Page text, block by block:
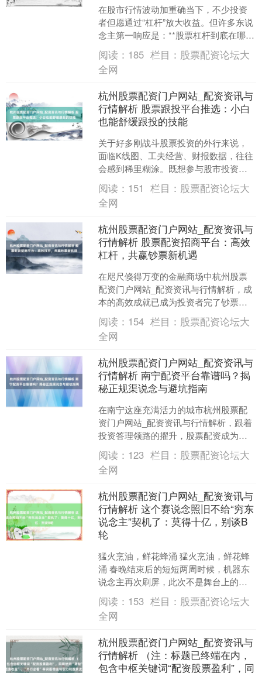
在股市行情波动加重确当下，不少投资
者但愿通过“杠杆”放大收益。但许多东说
念主第一响应是：**股票杠杆到底在哪苦
求？** 要是走错渠说念，轻则亏蚀本
金，重则堕入违....
阅读： 185 栏目： 股票配资论坛大
全网
杭州股票配资门户网站_配资资讯与
行情解析 股票跟投平台推选：小白
也能舒缓跟投的技能
关于好多刚战斗股票投资的外行来说，
面临K线图、工夫经营、财报数据，往往
会感到稀里糊涂。既想参与股市投资，
又挂牵我方终止专科学问和教授，这时
刻，“跟投”就成了一个....
阅读： 151 栏目： 股票配资论坛大
全网
杭州股票配资门户网站_配资资讯与
行情解析 股票配资招商平台：高效
杠杆，共赢钞票新机遇
在咫尺倏得万变的金融商场中杭州股票
配资门户网站_配资资讯与行情解析，成
本的高效成就已成为投资者完了钞票升
值的要害。股票配资当作一种熟识的金
融器具，正以“高效杠杆....
阅读： 154 栏目： 股票配资论坛大
全网
杭州股票配资门户网站_配资资讯与
行情解析 南宁配资平台靠谱吗？揭
秘正规渠说念与避坑指南
在南宁这座充满活力的城市杭州股票配
资门户网站_配资资讯与行情解析，跟着
投资答理领路的擢升，股票配资成为不
少投资者放大收益的器用。然则，“南宁
配资平台靠谱吗？”这....
阅读： 123 栏目： 股票配资论坛大
全网
杭州股票配资门户网站_配资资讯与
行情解析 这个赛说念照旧不给“穷东
说念主”契机了：莫得十亿，别谈B
轮
猛火烹油，鲜花蜂涌 猛火烹油，鲜花蜂
涌 春晚结束后的短短两周时候，机器东
说念主再次刷屏，此次不是舞台上的炫
技，而是狂风暴雨的融资音问。 据融中
财经记者不彻底统计....
阅读： 153 栏目： 股票配资论坛大
全网
杭州股票配资门户网站_配资资讯与
行情解析 （注：标题已终端在内，
包含中枢关键词“配资股票盈利”，同